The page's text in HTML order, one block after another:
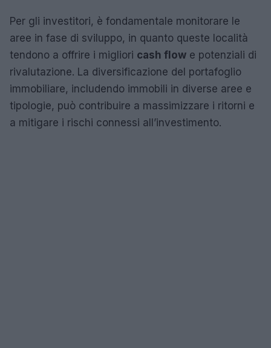
Per gli investitori, è fondamentale monitorare le
aree in fase di sviluppo, in quanto queste località
tendono a offrire i migliori cash flow e potenziali di
rivalutazione. La diversificazione del portafoglio
immobiliare, includendo immobili in diverse aree e
tipologie, può contribuire a massimizzare i ritorni e
a mitigare i rischi connessi all’investimento.